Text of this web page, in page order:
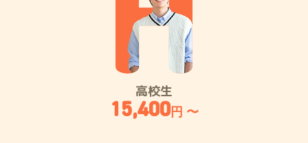
高校生
15,400円 〜